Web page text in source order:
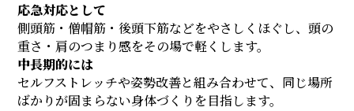
応急対応として
側頭筋・僧帽筋・後頭下筋などをやさしくほぐし、頭の
重さ・肩のつまり感をその場で軽くします。
中長期的には
セルフストレッチや姿勢改善と組み合わせて、同じ場所
ばかりが固まらない身体づくりを目指します。